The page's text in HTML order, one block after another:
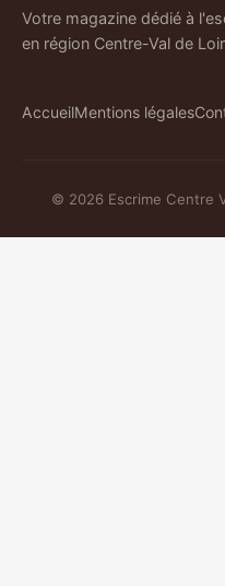
Votre magazine dédié à
en région Centre-Val de
AccueilMentions légales
© 2026 Escrime Centre